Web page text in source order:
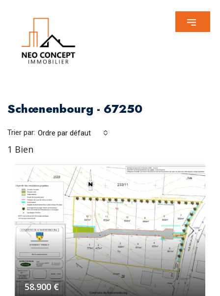
Schœnenbourg - 67250
1 Bien
Trier par: Ordre par défaut
58.900 €